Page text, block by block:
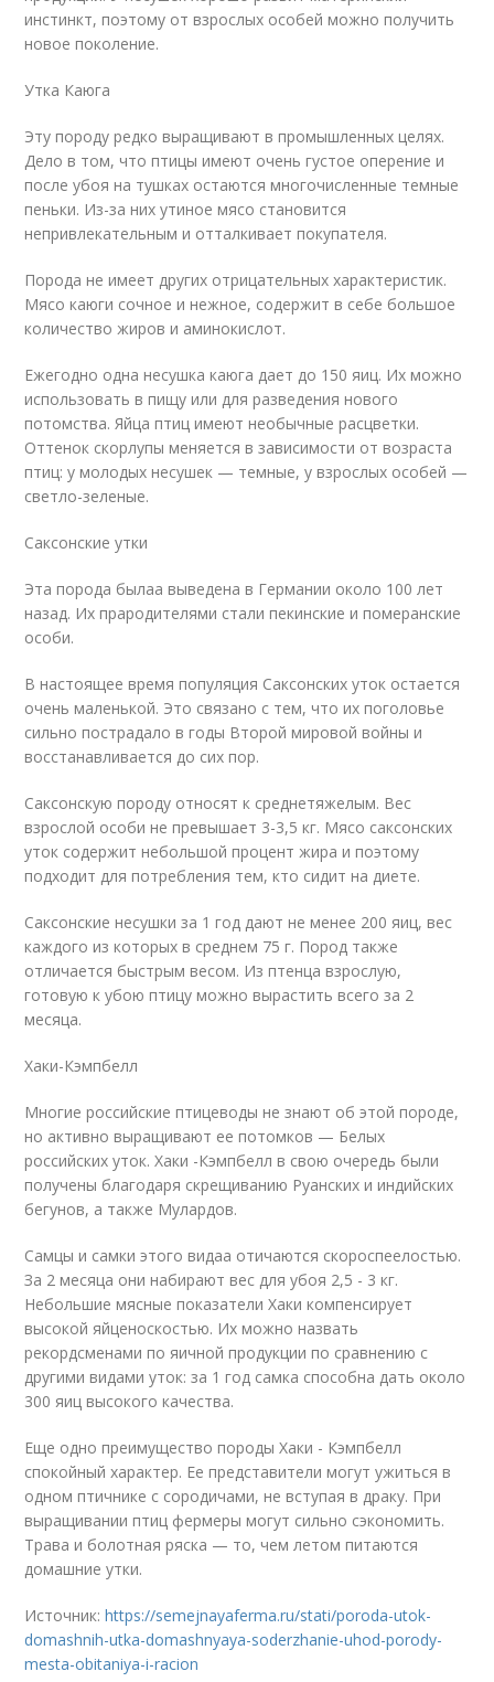
инстинкт, поэтому от взрослых особей можно получить
новое поколение.
Утка Каюга
Эту породу редко выращивают в промышленных целях.
Дело в том, что птицы имеют очень густое оперение и
после убоя на тушках остаются многочисленные темные
пеньки. Из-за них утиное мясо становится
непривлекательным и отталкивает покупателя.
Порода не имеет других отрицательных характеристик.
Мясо каюги сочное и нежное, содержит в себе большое
количество жиров и аминокислот.
Ежегодно одна несушка каюга дает до 150 яиц. Их можно
использовать в пищу или для разведения нового
потомства. Яйца птиц имеют необычные расцветки.
Оттенок скорлупы меняется в зависимости от возраста
птиц: у молодых несушек — темные, у взрослых особей —
светло-зеленые.
Саксонские утки
Эта порода былаа выведена в Германии около 100 лет
назад. Их прародителями стали пекинские и померанские
особи.
В настоящее время популяция Саксонских уток остается
очень маленькой. Это связано с тем, что их поголовье
сильно пострадало в годы Второй мировой войны и
восстанавливается до сих пор.
Саксонскую породу относят к среднетяжелым. Вес
взрослой особи не превышает 3-3,5 кг. Мясо саксонских
уток содержит небольшой процент жира и поэтому
подходит для потребления тем, кто сидит на диете.
Саксонские несушки за 1 год дают не менее 200 яиц, вес
каждого из которых в среднем 75 г. Пород также
отличается быстрым весом. Из птенца взрослую,
готовую к убою птицу можно вырастить всего за 2
месяца.
Хаки-Кэмпбелл
Многие российские птицеводы не знают об этой породе,
но активно выращивают ее потомков — Белых
российских уток. Хаки -Кэмпбелл в свою очередь были
получены благодаря скрещиванию Руанских и индийских
бегунов, а также Мулардов.
Самцы и самки этого видаа отичаются скороспеелостью.
За 2 месяца они набирают вес для убоя 2,5 - 3 кг.
Небольшие мясные показатели Хаки компенсирует
высокой яйценоскостью. Их можно назвать
рекордсменами по яичной продукции по сравнению с
другими видами уток: за 1 год самка способна дать около
300 яиц высокого качества.
Еще одно преимущество породы Хаки - Кэмпбелл
спокойный характер. Ее представители могут ужиться в
одном птичнике с сородичами, не вступая в драку. При
выращивании птиц фермеры могут сильно сэкономить.
Трава и болотная ряска — то, чем летом питаются
домашние утки.
Источник:https://semejnayaferma.ru/stati/poroda-utok-
domashnih-utka-domashnyaya-soderzhanie-uhod-porody-
mesta-obitaniya-i-racion